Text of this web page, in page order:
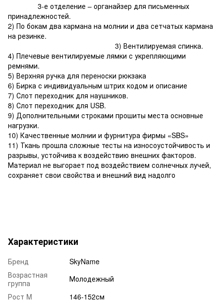
3-е отделение – органайзер для письменных
принадлежностей.
2) По бокам два кармана на молнии и два сетчатых кармана
на резинке.
3) Вентилируемая спинка.
4) Плечевые вентилируемые лямки с укрепляющими
ремнями.
5) Верхняя ручка для переноски рюкзака
6) Бирка с индивидуальным штрих кодом и описание
7) Слот переходник для наушников.
8) Слот переходник для USB.
9) Дополнительными строками прошиты места основные
нагрузки.
10) Качественные молнии и фурнитура фирмы «SBS»
11) Ткань прошла сложные тесты на износоустойчивость и
разрывы, устойчива к воздействию внешних факторов.
Материал не выгорает под воздействием солнечных лучей,
сохраняет свои свойства и внешний вид надолго
Характеристики
Бренд
SkyName
Возрастная
группа
Молодежный
Рост M
146-152см